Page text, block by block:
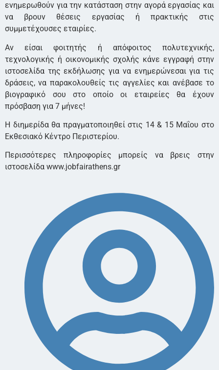
ενημερωθούν για την κατάσταση στην αγορά εργασίας και
να βρουν θέσεις εργασίας ή πρακτικής στις
συμμετέχουσες εταιρίες.
Αν είσαι φοιτητής ή απόφοιτος πολυτεχνικής,
τεχνολογικής ή οικονομικής σχολής κάνε εγγραφή στην
ιστοσελίδα της εκδήλωσης για να ενημερώνεσαι για τις
δράσεις, να παρακολουθείς τις αγγελίες και ανέβασε το
βιογραφικό σου στο οποίο οι εταιρείες θα έχουν
πρόσβαση για 7 μήνες!
Η διημερίδα θα πραγματοποιηθεί στις 14 & 15 Μαΐου στο
Εκθεσιακό Κέντρο Περιστερίου.
Περισσότερες πληροφορίες μπορείς να βρεις στην
ιστοσελίδα www.jobfairathens.gr